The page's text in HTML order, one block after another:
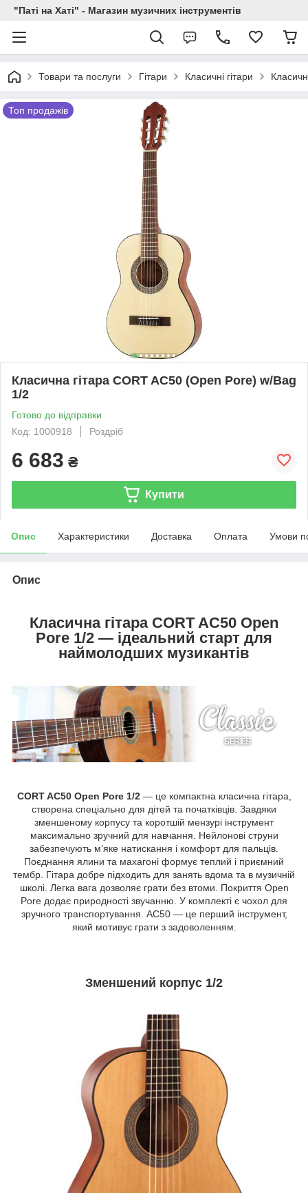
"Паті на Хаті" - Магазин музичних інструментів
Товари та послуги Гітари Класичні гітари
Топ продажів
Класична гітара CORT AC50 (Open Pore) w/Bag
1/2
Готово до відправки
Код: 1000918
Роздріб
6 683 ₴
Купити
Опис Характеристики Доставка Оплата Умови
Опис
Класична гітара CORT AC50 Open
Pore 1/2 — ідеальний старт для
наймолодших музикантів
CORT AC50 Open Pore 1/2— це компактна класична гітара,
створена спеціально для дітей та початківців. Завдяки
зменшеному корпусу та коротшій мензурі інструмент
максимально зручний для навчання. Нейлонові струни
забезпечують м’яке натискання і комфорт для пальців.
Поєднання ялини та махагоні формує теплий і приємний
тембр. Гітара добре підходить для занять вдома та в музичній
школі. Легка вага дозволяє грати без втоми. Покриття Open
Pore додає природності звучанню. У комплекті є чохол для
зручного транспортування. AC50 — це перший інструмент,
який мотивує грати з задоволенням.
Зменшений корпус 1/2